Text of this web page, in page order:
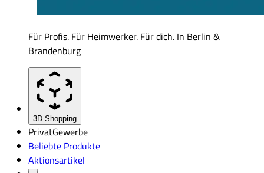
Für Profis. Für Heimwerker. Für dich. In Berlin &
Brandenburg
3D Shopping
PrivatGewerbe
Beliebte Produkte
Aktionsartikel